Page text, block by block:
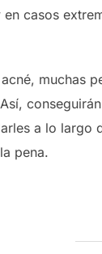
casos
muchas
a lo
pena.